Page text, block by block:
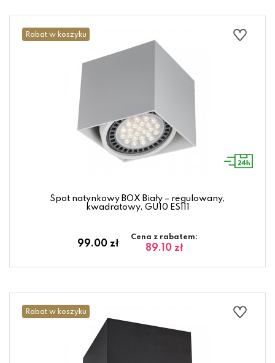
Rabat w koszyku
Spot natynkowy BOX Biały – regulowany,
kwadratowy, GU10 ES111
99.00 zł
Cena z rabatem:
89.10 zł
Rabat w koszyku